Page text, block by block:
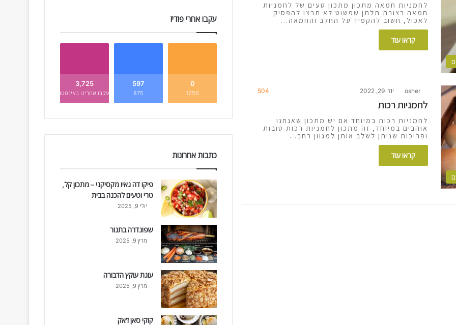
לחמניות חמאה מתכון מתכון טעים של לחמניות
חמאה בצורת תלתן שפשוט לא תרצו להפסיק
לאכול, חשוב להקפיד על החלב והחמאה…
קראו עוד
osher יולי 29, 2022 504
לחמניות רכות
לחמניות רכות במיוחד אם יש מתכון שאנחנו
אוהבים במיוחד, זה מתכון לחמניות רכות טובות
ופריכות שניתן לשלב אותן למגוון רחב…
קראו עוד
עקבו אחרי פודיז
0
1256
597
875
3,725
עקבו אחרינו באינסטגרם
כתבות אחרונות
פיקו דה גאיו מקסיקני – מתכון קל,
טרי וטעים להכנה בבית
יולי 9, 2025
שפונדרה בתנור
מרץ 9, 2025
עוגת עוקץ הדבורה
מרץ 9, 2025
קוקי סאן ז'אק